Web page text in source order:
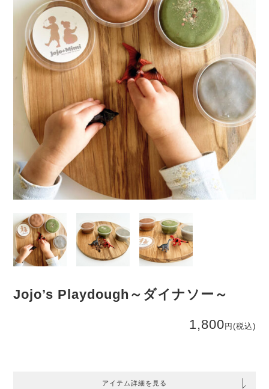
Jojo’s Playdough～ダイナソー～
1,800 円 (税込)
アイテム詳細を見る